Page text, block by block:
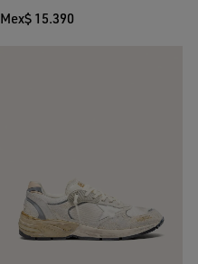
Mex$ 15.390